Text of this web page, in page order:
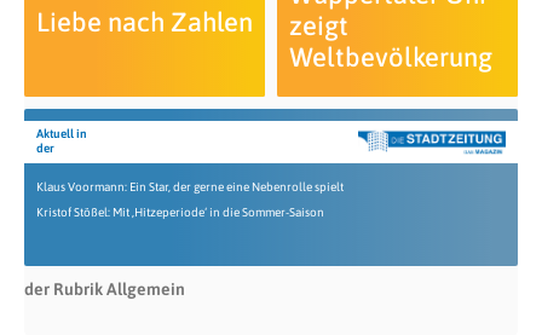
Liebe nach Zahlen
zeigt
Weltbevölkerung
Aktuell in
der
Klaus Voormann: Ein Star, der gerne eine Nebenrolle spielt
Kristof Stößel: Mit ‚Hitzeperiode‘ in die Sommer-Saison
der Rubrik Allgemein